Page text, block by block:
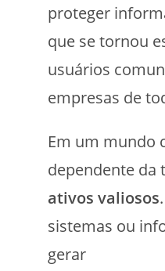
proteger
que se tornou
usuários
empresas de
Em um mundo
dependente da
ativos valiosos
sistemas ou
gerar